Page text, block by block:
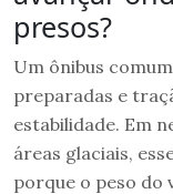
presos?
Um ônibus
preparadas e
estabilidade. Em
áreas glaciais,
porque o peso do